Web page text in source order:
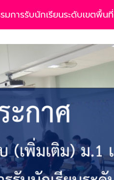
การรับนักเรียนระดับเขตพื้นที่